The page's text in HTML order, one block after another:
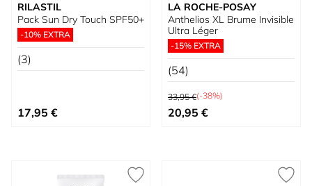
RILASTIL
Pack Sun Dry Touch SPF50+
-10% EXTRA
(3)
17,95 €
LA ROCHE-POSAY
Anthelios XL Brume Invisible
Ultra Léger
-15% EXTRA
(54)
Prix normal
33,95 €(-38%)
Prix spécial
20,95 €